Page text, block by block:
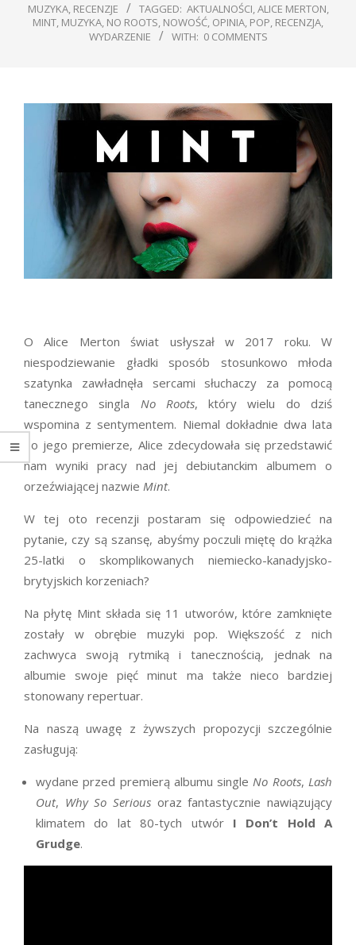
MUZYKA, RECENZJE TAGGED: AKTUALNOŚCI,ALICE MERTON,
MINT, MUZYKA, NO ROOTS, NOWOŚĆ, OPINIA, POP, RECENZJA,
WYDARZENIE
WITH: 0 COMMENTS
O Alice Merton świat usłyszał w 2017 roku. W
niespodziewanie gładki sposób stosunkowo młoda
szatynka zawładnęła sercami słuchaczy za pomocą
tanecznego singla No Roots, który wielu do dziś
wspomina z sentymentem. Niemal dokładnie dwa lata
po jego premierze, Alice zdecydowała się przedstawić
nam wyniki pracy nad jej debiutanckim albumem o
orzeźwiającej nazwie Mint.
W tej oto recenzji postaram się odpowiedzieć na
pytanie, czy są szansę, abyśmy poczuli miętę do krążka
25-latki o skomplikowanych niemiecko-kanadyjsko-
brytyjskich korzeniach?
Na płytę Mint składa się 11 utworów, które zamknięte
zostały w obrębie muzyki pop. Większość z nich
zachwyca swoją rytmiką i tanecznością, jednak na
albumie swoje pięć minut ma także nieco bardziej
stonowany repertuar.
Na naszą uwagę z żywszych propozycji szczególnie
zasługują:
wydane przed premierą albumu singleNo Roots,Lash
Out, Why So Serious oraz fantastycznie nawiązujący
klimatem do lat 80-tych utwór I Don’t Hold A
Grudge.